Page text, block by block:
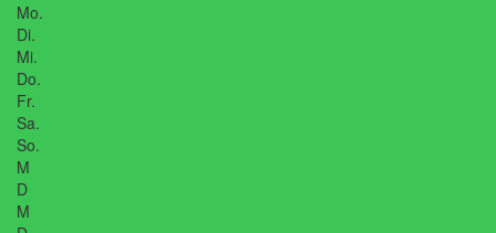
Mo.
Di.
Mi.
Do.
Fr.
Sa.
So.
M
D
M